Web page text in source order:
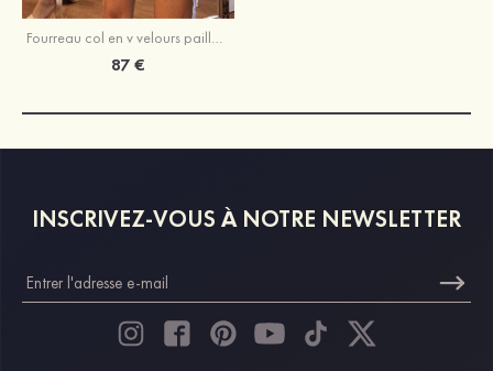
Fourreau col en v velours paillettes courte/mini robe de fête de la rentrée
87 €
INSCRIVEZ-VOUS À NOTRE NEWSLETTER